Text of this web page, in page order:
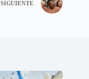
SIGUIENTE